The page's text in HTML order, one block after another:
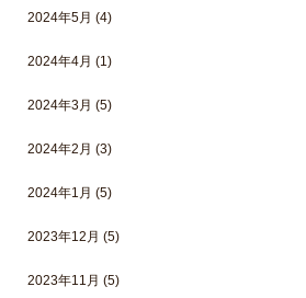
2024年5月 (4)
2024年4月 (1)
2024年3月 (5)
2024年2月 (3)
2024年1月 (5)
2023年12月 (5)
2023年11月 (5)